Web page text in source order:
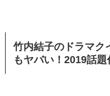
竹内結子のドラマク
もヤバい！2019話